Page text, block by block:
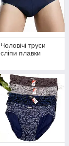
Чоловічі труси
сліпи плавки